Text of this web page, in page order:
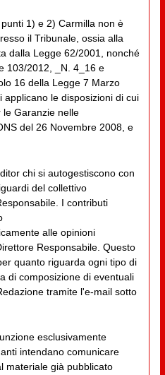
1) e 2) Carmilla non è
il Tribunale, ossia alla
dalla Legge 62/2001, nonché
103/2012, _N. 4_16 e
16 della Legge 7 Marzo
le disposizioni di cui
Garanzie nelle
del 26 Novembre 2008, e
chi si autogestiscono con
del collettivo
I contributi
alle opinioni
Responsabile. Questo
quanto riguarda ogni tipo di
di composizione di eventuali
tramite l'e-mail sotto
esclusivamente
intendano comunicare
materiale già pubblicato